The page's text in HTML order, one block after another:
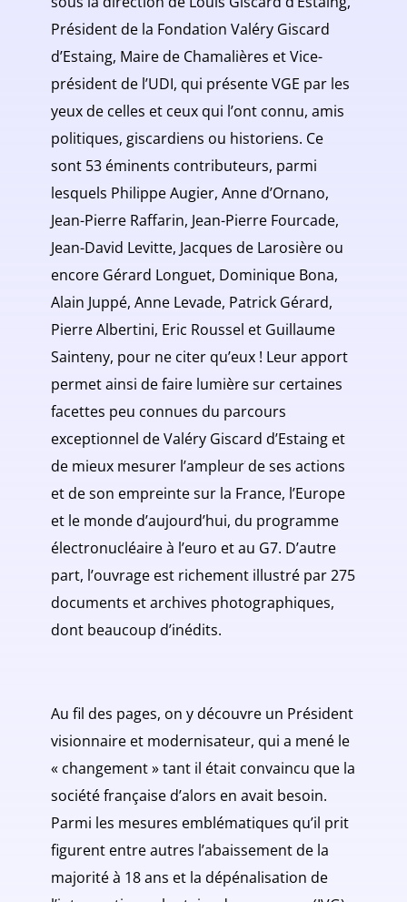
Président de la Fondation Valéry Giscard
d’Estaing, Maire de Chamalières et Vice-
président de l’UDI, qui présente VGE par les
yeux de celles et ceux qui l’ont connu, amis
politiques, giscardiens ou historiens. Ce
sont 53 éminents contributeurs, parmi
lesquels Philippe Augier, Anne d’Ornano,
Jean-Pierre Raffarin, Jean-Pierre Fourcade,
Jean-David Levitte, Jacques de Larosière ou
encore Gérard Longuet, Dominique Bona,
Alain Juppé, Anne Levade, Patrick Gérard,
Pierre Albertini, Eric Roussel et Guillaume
Sainteny, pour ne citer qu’eux ! Leur apport
permet ainsi de faire lumière sur certaines
facettes peu connues du parcours
exceptionnel de Valéry Giscard d’Estaing et
de mieux mesurer l’ampleur de ses actions
et de son empreinte sur la France, l’Europe
et le monde d’aujourd’hui, du programme
électronucléaire à l’euro et au G7. D’autre
part, l’ouvrage est richement illustré par 275
documents et archives photographiques,
dont beaucoup d’inédits.
Au fil des pages, on y découvre un Président
visionnaire et modernisateur, qui a mené le
« changement » tant il était convaincu que la
société française d’alors en avait besoin.
Parmi les mesures emblématiques qu’il prit
figurent entre autres l’abaissement de la
majorité à 18 ans et la dépénalisation de